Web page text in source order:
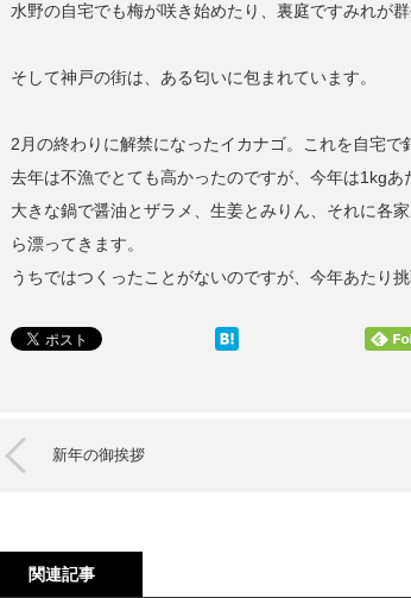
水野の自宅でも梅が咲き始めたり、裏庭ですみれが群
そして神戸の街は、ある匂いに包まれています。
2月の終わりに解禁になったイカナゴ。これを自宅で
去年は不漁でとても高かったのですが、今年は1kgあ
大きな鍋で醤油とザラメ、生姜とみりん、それに各
ら漂ってきます。
うちではつくったことがないのですが、今年あたり
新年の御挨拶
関連記事